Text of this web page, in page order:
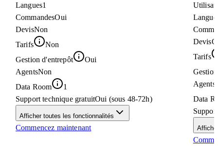
Langues1
CommandesOui
DevisNon
Tarifs
Non
Gestion d'entrepôt
Oui
AgentsNon
Data Room
1
Support technique gratuitOui (sous 48-72h)
Afficher toutes les fonctionnalités
Commencez maintenant
Devis
Tarifs
Agents
Data